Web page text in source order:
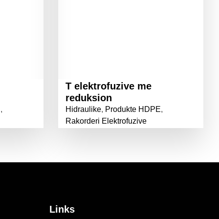
,
T elektrofuzive me
reduksion
Hidraulike, Produkte HDPE,
Rakorderi Elektrofuzive
Links